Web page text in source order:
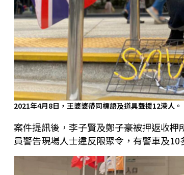
2021年4月8日，王婆婆帶同標語及道具聲援12港人。
案件提訊後，李子賢及鄭子豪被押返收
員警告現場人士違反限聚令，有警車及10